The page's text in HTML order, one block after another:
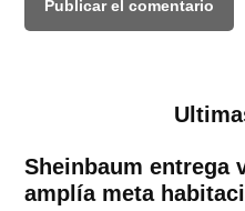
Sheinbaum entrega
amplía meta